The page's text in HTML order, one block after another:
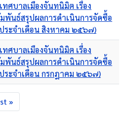
ทศบาลเมืองจันทนิมิต เรื่อง
พันธ์สรุปผลการดำเนินการจัดซื้อ
ระจำเดือน สิงหาคม ๒๕๖๗)
ทศบาลเมืองจันทนิมิต เรื่อง
พันธ์สรุปผลการดำเนินการจัดซื้อ
ระจำเดือน กรกฎาคม ๒๕๖๗)
page
»